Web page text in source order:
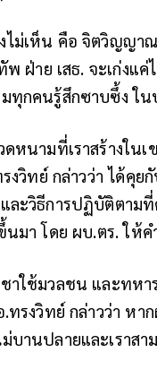
ไม่เห็น คือ จิตวิญญา
พ ฝ่าย เสธ. จะเก่ง
ทุกคนรู้สึกซาบซึ้ง ใ
ดหนามที่เราสร้างใ
งวิทย์ กล่าวว่า ได้คุ
ละวิธีการปฏิบัติตาม
นมา โดย ผบ.ตร. ให้
าใช้มวลชน และทหา
ทรงวิทย์ กล่าวว่า หา
บานปลายและเราสา